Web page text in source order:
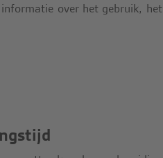
over het gebruik, het